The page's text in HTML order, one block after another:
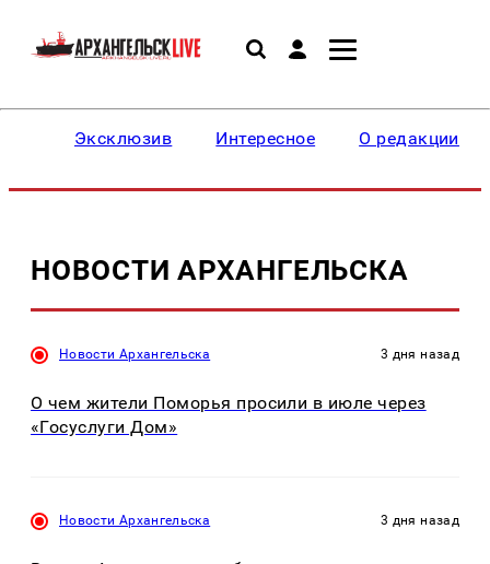
Эксклюзив Интересное О редакции
НОВОСТИ АРХАНГЕЛЬСКА
Новости Архангельска 3 дня назад
О чем жители Поморья просили в июле через
«Госуслуги Дом»
Новости Архангельска 3 дня назад